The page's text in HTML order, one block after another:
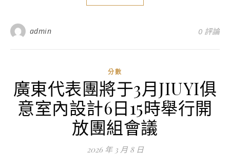
admin 0 評論
分數
廣東代表團將于3月JIUYI俱
意室內設計6日15時舉行開
放團組會議
2026 年 3 月 8 日